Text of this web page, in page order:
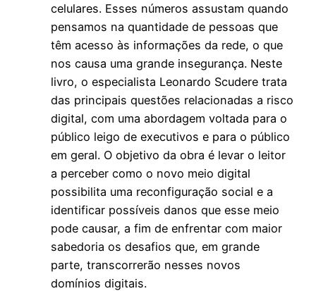
celulares. Esses números assustam quando
pensamos na quantidade de pessoas que
têm acesso às informações da rede, o que
nos causa uma grande insegurança. Neste
livro, o especialista Leonardo Scudere trata
das principais questões relacionadas a risco
digital, com uma abordagem voltada para o
público leigo de executivos e para o público
em geral. O objetivo da obra é levar o leitor
a perceber como o novo meio digital
possibilita uma reconfiguração social e a
identificar possíveis danos que esse meio
pode causar, a fim de enfrentar com maior
sabedoria os desafios que, em grande
parte, transcorrerão nesses novos
domínios digitais.